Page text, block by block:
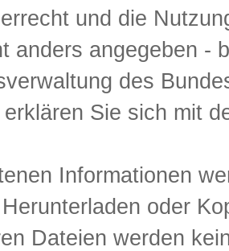
und die
anders angegeben -
des
Sie sich mit
Informationen
oder
Dateien werden